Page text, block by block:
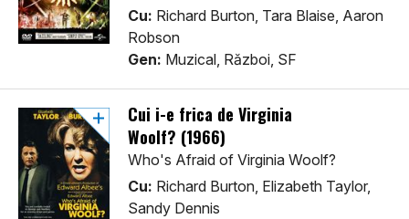
Cu: Richard Burton, Tara Blaise, Aaron
Robson
Gen: Muzical, Război, SF
Cui i-e frica de Virginia
Woolf? (1966)
Who's Afraid of Virginia Woolf?
Cu: Richard Burton, Elizabeth Taylor,
Sandy Dennis